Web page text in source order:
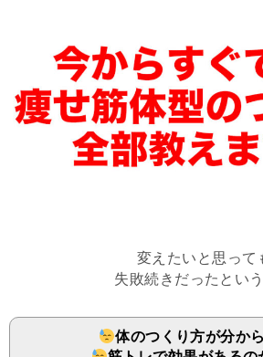
変えたいと思って
失敗続きだったとい
体のつくり方が分か